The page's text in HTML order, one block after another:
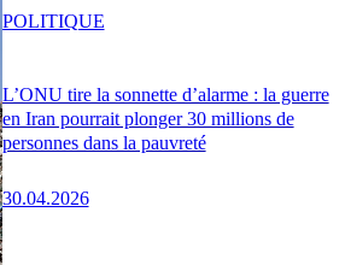
L’ONU tire la sonnette d’alarme : la guerre
en Iran pourrait plonger 30 millions de
personnes dans la pauvreté
30.04.2026
POLITIQUE